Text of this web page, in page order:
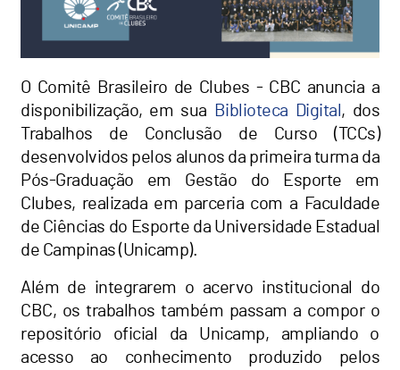
O Comitê Brasileiro de Clubes - CBC anuncia a
disponibilização, em sua Biblioteca Digital , dos
Trabalhos de Conclusão de Curso (TCCs)
desenvolvidos pelos alunos da primeira turma da
Pós-Graduação em Gestão do Esporte em
Clubes, realizada em parceria com a Faculdade
de Ciências do Esporte da Universidade Estadual
de Campinas (Unicamp).
Além de integrarem o acervo institucional do
CBC, os trabalhos também passam a compor o
repositório oficial da Unicamp, ampliando o
acesso ao conhecimento produzido pelos